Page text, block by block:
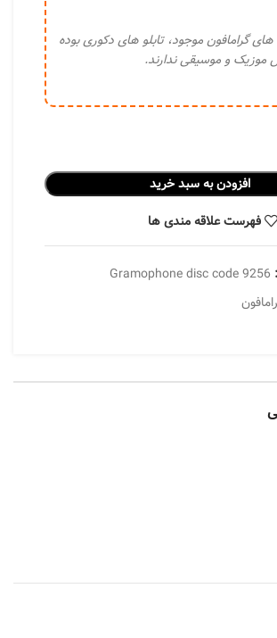
گرامافون موجود، تابلو های دکوری بوده
موزیک و موسیقی ندارند.
افزودن به سبد خرید
فهرست علاقه مندی ها
Gramophone disc code 9256